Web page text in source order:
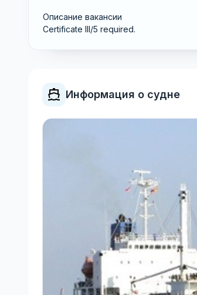
Описание вакансии
Certificate III/5 required.
Информация о судне